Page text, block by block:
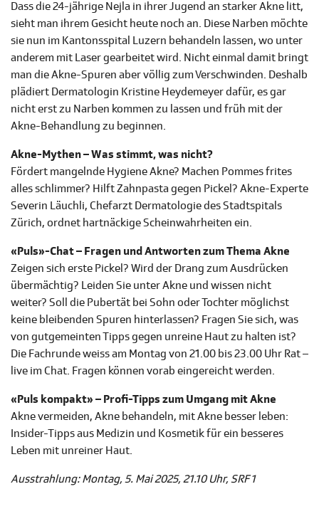
Dass die 24-jährige Nejla in ihrer Jugend an starker Akne litt,
sieht man ihrem Gesicht heute noch an. Diese Narben möchte
sie nun im Kantonsspital Luzern behandeln lassen, wo unter
anderem mit Laser gearbeitet wird. Nicht einmal damit bringt
man die Akne-Spuren aber völlig zum Verschwinden. Deshalb
plädiert Dermatologin Kristine Heydemeyer dafür, es gar
nicht erst zu Narben kommen zu lassen und früh mit der
Akne-Behandlung zu beginnen.
Akne-Mythen – Was stimmt, was nicht?
Fördert mangelnde Hygiene Akne? Machen Pommes frites
alles schlimmer? Hilft Zahnpasta gegen Pickel? Akne-Experte
Severin Läuchli, Chefarzt Dermatologie des Stadtspitals
Zürich, ordnet hartnäckige Scheinwahrheiten ein.
«Puls»-Chat – Fragen und Antworten zum Thema Akne
Zeigen sich erste Pickel? Wird der Drang zum Ausdrücken
übermächtig? Leiden Sie unter Akne und wissen nicht
weiter? Soll die Pubertät bei Sohn oder Tochter möglichst
keine bleibenden Spuren hinterlassen? Fragen Sie sich, was
von gutgemeinten Tipps gegen unreine Haut zu halten ist?
Die Fachrunde weiss am Montag von 21.00 bis 23.00 Uhr Rat –
live im Chat. Fragen können vorab eingereicht werden.
«Puls kompakt» – Profi-Tipps zum Umgang mit Akne
Akne vermeiden, Akne behandeln, mit Akne besser leben:
Insider-Tipps aus Medizin und Kosmetik für ein besseres
Leben mit unreiner Haut.
Ausstrahlung: Montag, 5. Mai 2025, 21.10 Uhr, SRF 1